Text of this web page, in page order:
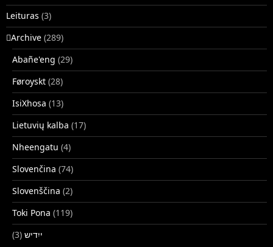
Leituras (3)
􏿽Archive (289)
Abañe'eng (29)
Føroyskt (28)
IsiXhosa (13)
Lietuvių kalba (17)
Nheengatu (4)
Slovenčina (74)
Slovenščina (2)
Toki Pona (119)
ייִדיש (3)